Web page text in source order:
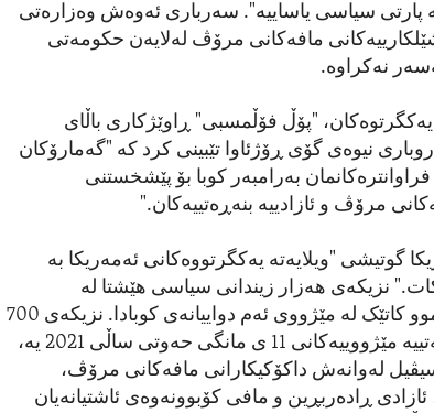
پارتی سیاسی یاساییە". سەرباری ئەوەش وەزارەتی
مافەکانی مرۆڤ لەلایەن حکومەتی
نەکراوە.
"پۆڵ فۆڵمسبی" ڕاوێژکاری باڵای
نیوەی گۆی ڕۆژئاوا تێبینی کرد کە "گەمارۆکان
بەرامبەر کوبا بۆ پێشخستنی
مرۆڤ و ئازادییە بنەڕەتییەکان."
گوتیشی "ویلایەتە یەکگرتووەکانی ئەمەریکا بە
نزیکەی هەزار زیندانی سیاسی هێشتا لە
بەندیخانەکانی کوبادان کە زیاترە لە هەموو کاتێک لە مێژووی ئەم دواییانەی کوبادا. نزیکەی 700
لەو دەستبەسەرکردنانە بەهۆی ناڕەزایەتییە مێژووییەکانی 11 ی مانگی حەوتی ساڵی 2021 یە،
لەوانەش داکۆکیکارانی مافەکانی مرۆڤ،
خوارتەمەن 18 ساڵ ، ئازادی ڕادەربڕین و مافی کۆبوونەوەی ئاشتیانەیان